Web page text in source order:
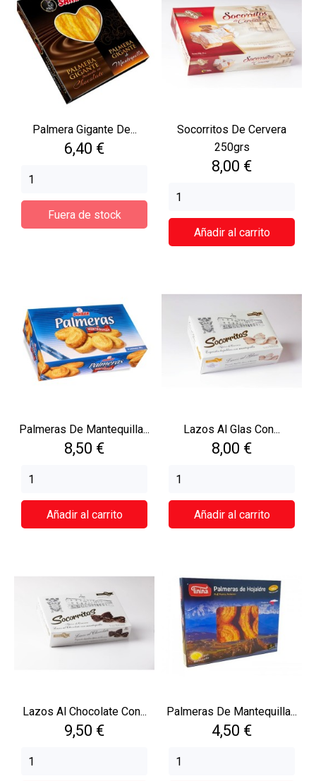
Palmera Gigante De...
Precio
6,40 €
Fuera de stock
Socorritos De Cervera
250grs
Precio
8,00 €
Añadir al carrito
Palmeras De Mantequilla...
Precio
8,50 €
Añadir al carrito
Lazos Al Glas Con...
Precio
8,00 €
Añadir al carrito
Lazos Al Chocolate Con...
Precio
9,50 €
Palmeras De Mantequilla...
Precio
4,50 €